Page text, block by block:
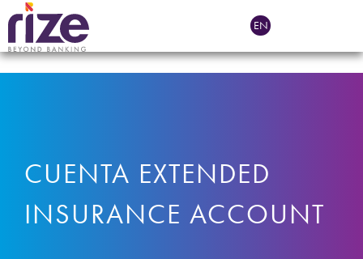
EN
CUENTA EXTENDED
INSURANCE ACCOUNT